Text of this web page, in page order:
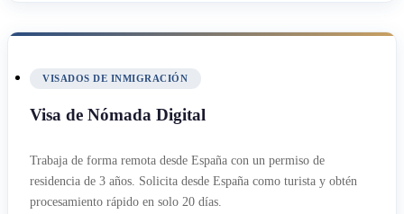
VISADOS DE INMIGRACIÓN
Visa de Nómada Digital
Trabaja de forma remota desde España con un permiso de
residencia de 3 años. Solicita desde España como turista y obtén
procesamiento rápido en solo 20 días.